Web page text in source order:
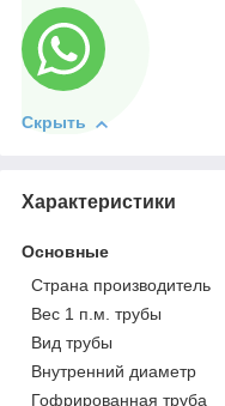
Скрыть
Характеристики
Основные
Страна производитель
Вес 1 п.м. трубы
Вид трубы
Внутренний диаметр
Гофрированная труба